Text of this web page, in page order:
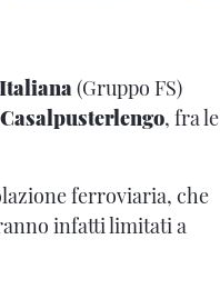
(Gruppo FS)
, fra le
ferroviaria, che
infatti limitati a